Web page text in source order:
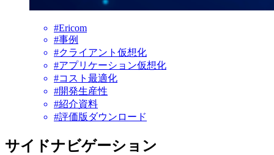
#Ericom
#事例
#クライアント仮想化
#アプリケーション仮想化
#コスト最適化
#開発生産性
#紹介資料
#評価版ダウンロード
サイドナビゲーション